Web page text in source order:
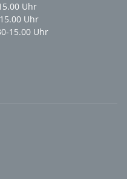
Uhr
Uhr
15.00 Uhr